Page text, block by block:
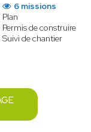
6 missions
Plan
Permis de construire
Suivi de chantier